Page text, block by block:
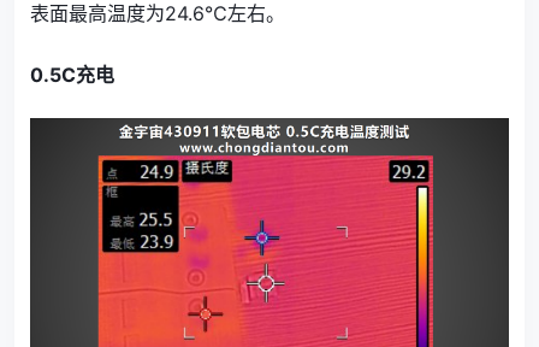
表面最高温度为24.6℃左右。
0.5C充电